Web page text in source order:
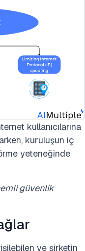
kullanıcılarına
kuruluşun iç
yeteneğinde
güvenlik
ve şirketin